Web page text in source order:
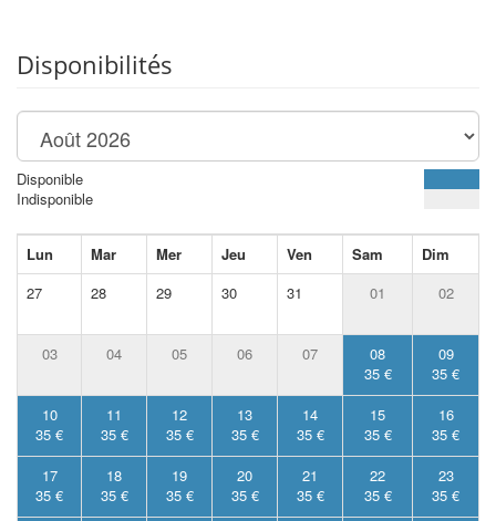
Disponibilités
Disponible
Indisponible
Lun Mar Mer Jeu Ven Sam
Dim
27
28 29 30 31 01 02
03 04 05 06 07
08
35 €
09
35 €
10
35 €
11
35 €
12
35 €
13
35 €
14
35 €
15
35 €
16
35 €
17
35 €
18
35 €
19
35 €
20
35 €
21
35 €
22
35 €
23
35 €